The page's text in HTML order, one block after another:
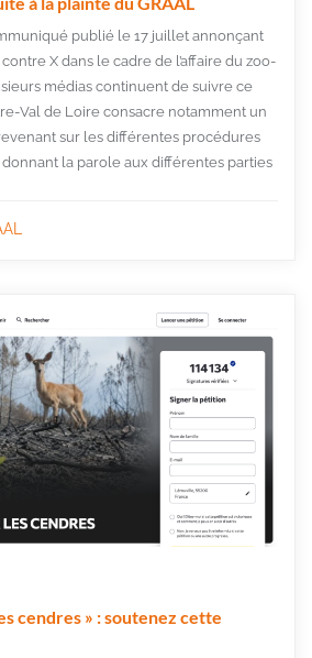
publié le 17 juillet annonçant
X dans le cadre de l’affaire du zoo-
médias continuent de suivre ce
Val de Loire consacre notamment un
sur les différentes procédures
la parole aux différentes parties
cendres » : soutenez cette